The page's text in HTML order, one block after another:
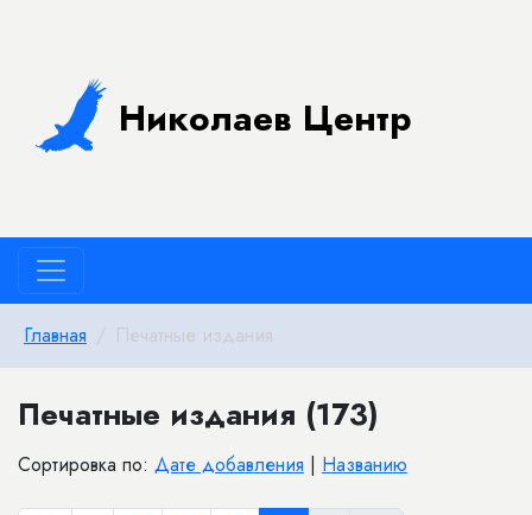
Николаев Центр
Главная Печатные издания
Печатные издания (173)
Сортировка по: Дате добавления | Названию